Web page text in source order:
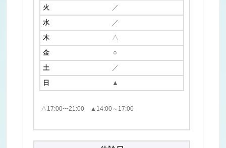
／
／
△
○
／
▲
△17:00〜21:00 ▲14:00～17:00